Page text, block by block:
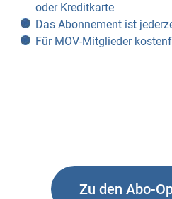
oder Kreditkarte
Das Abonnement ist
Für MOV-Mitglieder
Zu den Abo-